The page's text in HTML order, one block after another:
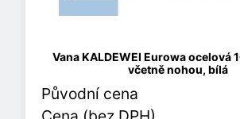
Vana KALDEWEI Eurowa ocelová
včetně nohou, bílá
Původní cena